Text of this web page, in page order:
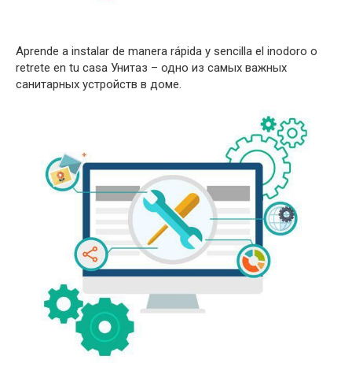
Aprende a instalar de manera rápida y sencilla el inodoro o
retrete en tu casa Унитаз – одно из самых важных
санитарных устройств в доме.